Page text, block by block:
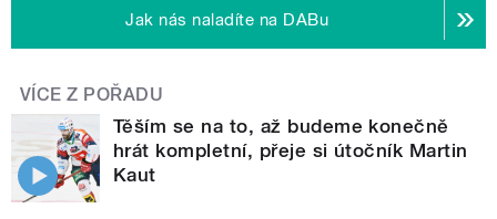
Jak nás naladíte na DABu
VÍCE Z POŘADU
Těším se na to, až budeme konečně
hrát kompletní, přeje si útočník Martin
Kaut